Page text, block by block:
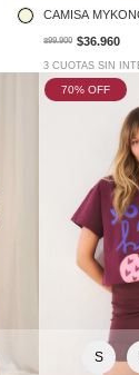
CAMISA
$99.900 $36.960
3 CUOTAS SIN
70% OFF
S